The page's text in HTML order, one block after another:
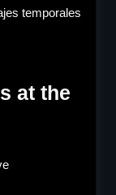
temporales
at the